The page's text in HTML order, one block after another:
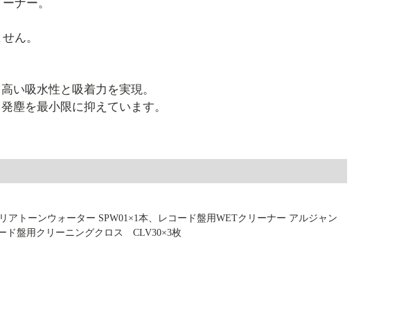
ナー。
ん。
い吸水性と吸着力を実現。
塵を最小限に抑えています。
アトーンウォーター SPW01×1本、レコード盤用WETクリーナー アルジャン
ド盤用クリーニングクロス CLV30×3枚